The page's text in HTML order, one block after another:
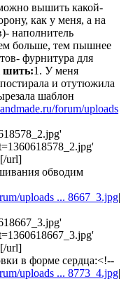
вышить какой-
как у меня, а на
наполнитель
больше, тем пышнее
фурнитура для
шить:1. У меня
и отутюжила
шаблон
forum/uploads
url]
обводим
uploads ... 8667_3.jpg|
url]
в форме сердца:<!--
uploads ... 8773_4.jpg|